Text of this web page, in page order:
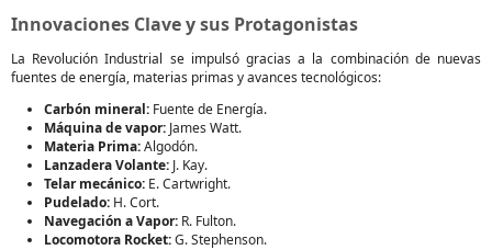
Innovaciones Clave y sus Protagonistas
La Revolución Industrial se impulsó gracias a la combinación de nuevas
fuentes de energía, materias primas y avances tecnológicos:
Carbón mineral: Fuente de Energía.
Máquina de vapor: James Watt.
Materia Prima:Algodón.
Lanzadera Volante: J. Kay.
Telar mecánico: E. Cartwright.
Pudelado: H. Cort.
Navegación a Vapor: R. Fulton.
Locomotora Rocket:G. Stephenson.